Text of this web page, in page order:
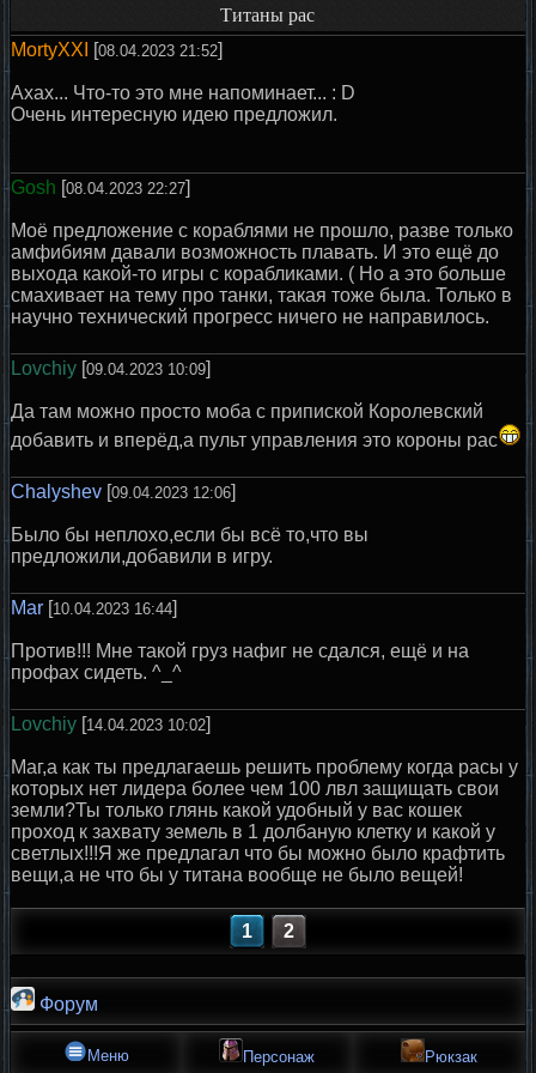
Титаны рас
MortyXXI
[08.04.2023 21:52]
Ахах... Что-то это мне напоминает... : D
Очень интересную идею предложил.
Gosh [08.04.2023 22:27]
Моё предложение с кораблями не прошло, разве только
амфибиям давали возможность плавать. И это ещё до
выхода какой-то игры с корабликами. ( Но а это больше
смахивает на тему про танки, такая тоже была. Только в
научно технический прогресс ничего не направилось.
Lovchiy[09.04.2023 10:09]
Да там можно просто моба с припиской Королевский
добавить и вперёд,а пульт управления это короны рас
Chalyshev[09.04.2023 12:06]
Было бы неплохо,если бы всё то,что вы
предложили,добавили в игру.
Mar[10.04.2023 16:44]
Против!!! Мне такой груз нафиг не сдался, ещё и на
профах сидеть. ^_^
Lovchiy[14.04.2023 10:02]
Маг,а как ты предлагаешь решить проблему когда расы у
которых нет лидера более чем 100 лвл защищать свои
земли?Ты только глянь какой удобный у вас кошек
проход к захвату земель в 1 долбаную клетку и какой у
светлых!!!Я же предлагал что бы можно было крафтить
вещи,а не что бы у титана вообще не было вещей!
1 2
Форум
Меню Персонаж Рюкзак